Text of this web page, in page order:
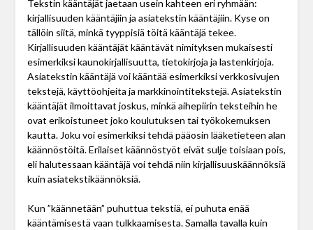
Tekstin kääntäjät jaetaan usein kahteen eri ryhmään:
kirjallisuuden kääntäjiin ja asiatekstin kääntäjiin. Kyse on
tällöin siitä, minkä tyyppisiä töitä kääntäjä tekee.
Kirjallisuuden kääntäjät kääntävät nimityksen mukaisesti
esimerkiksi kaunokirjallisuutta, tietokirjoja ja lastenkirjoja.
Asiatekstin kääntäjä voi kääntää esimerkiksi verkkosivujen
tekstejä, käyttöohjeita ja markkinointitekstejä. Asiatekstin
kääntäjät ilmoittavat joskus, minkä aihepiirin teksteihin he
ovat erikoistuneet joko koulutuksen tai työkokemuksen
kautta. Joku voi esimerkiksi tehdä pääosin lääketieteen alan
käännöstöitä. Erilaiset käännöstyöt eivät sulje toisiaan pois,
eli halutessaan kääntäjä voi tehdä niin kirjallisuuskäännöksiä
kuin asiatekstikäännöksiä.
Kun ”käännetään” puhuttua tekstiä, ei puhuta enää
kääntämisestä vaan tulkkaamisesta. Samalla tavalla kuin